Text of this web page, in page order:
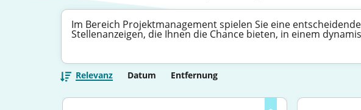
Im Bereich Projektmanagement spielen Sie eine
Stellenanzeigen, die Ihnen die Chance bieten, in einem
Relevanz Datum Entfernung